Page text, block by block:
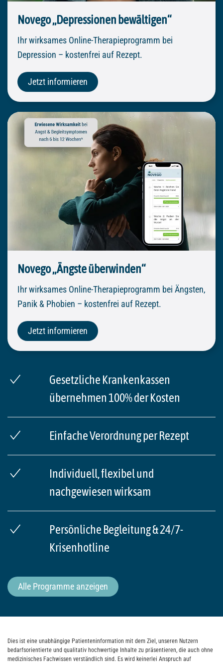
Novego „Depressionen bewältigen“
Ihr wirksames Online-Therapieprogramm bei
Depression – kostenfrei auf Rezept.
Jetzt informieren
Novego „Ängste überwinden“
Ihr wirksames Online-Therapieprogramm bei Ängsten,
Panik & Phobien – kostenfrei auf Rezept.
Jetzt informieren
Gesetzliche Krankenkassen
übernehmen 100% der Kosten
Einfache Verordnung per Rezept
Individuell, flexibel und
nachgewiesen wirksam
Persönliche Begleitung & 24/7-
Krisenhotline
Alle Programme anzeigen
Dies ist eine unabhängige Patienteninformation mit dem Ziel, unseren Nutzern
bedarfsorientierte und qualitativ hochwertige Inhalte zu präsentieren, die auch ohne
medizinisches Fachwissen verständlich sind. Es wird keinerlei Anspruch auf